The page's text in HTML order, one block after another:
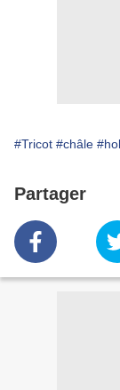
#Tricot #châle
Partager